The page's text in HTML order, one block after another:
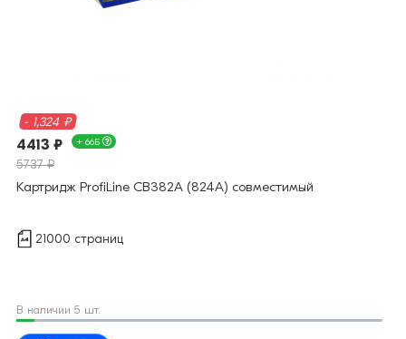
- 1,324 ₽
4413 ₽ + 66Б
5737 ₽
Картридж ProfiLine CB382A (824A) совместимый
21000 страниц
В наличии 5 шт.